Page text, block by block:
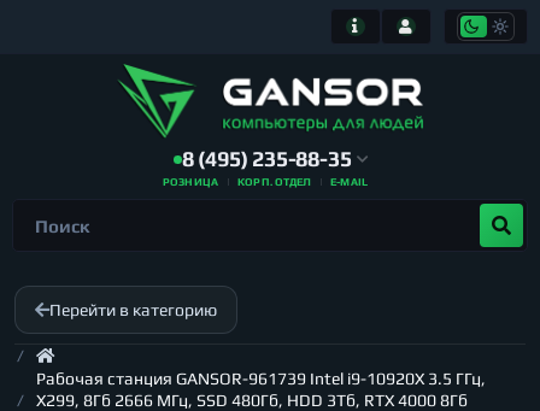
8 (495) 235-88-35
РОЗНИЦА КОРП. ОТДЕЛ E-MAIL
Перейти в категорию
Рабочая станция GANSOR-961739 Intel i9-10920X 3.5 ГГц,
X299, 8Гб 2666 МГц, SSD 480Гб, HDD 3Тб, RTX 4000 8Гб